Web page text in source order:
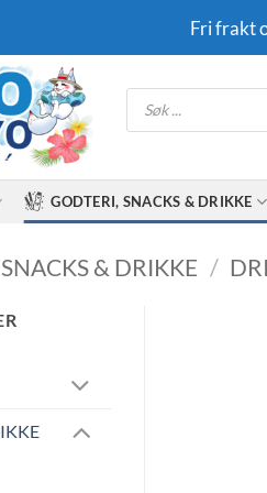
Fri frakt
Products
search
GODTERI, SNACKS & DRIKKE
& DRIKKE /